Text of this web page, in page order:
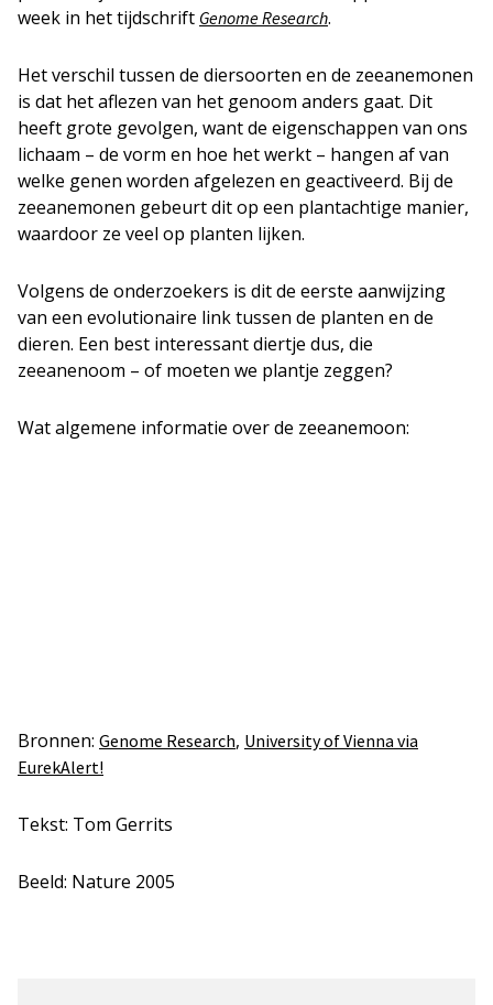
week in het tijdschrift Genome Research.
Het verschil tussen de diersoorten en de zeeanemonen
is dat het aflezen van het genoom anders gaat. Dit
heeft grote gevolgen, want de eigenschappen van ons
lichaam – de vorm en hoe het werkt – hangen af van
welke genen worden afgelezen en geactiveerd. Bij de
zeeanemonen gebeurt dit op een plantachtige manier,
waardoor ze veel op planten lijken.
Volgens de onderzoekers is dit de eerste aanwijzing
van een evolutionaire link tussen de planten en de
dieren. Een best interessant diertje dus, die
zeeanenoom – of moeten we plantje zeggen?
Wat algemene informatie over de zeeanemoon:
Bronnen: Genome Research, University of Vienna via
EurekAlert!
Tekst: Tom Gerrits
Beeld: Nature 2005